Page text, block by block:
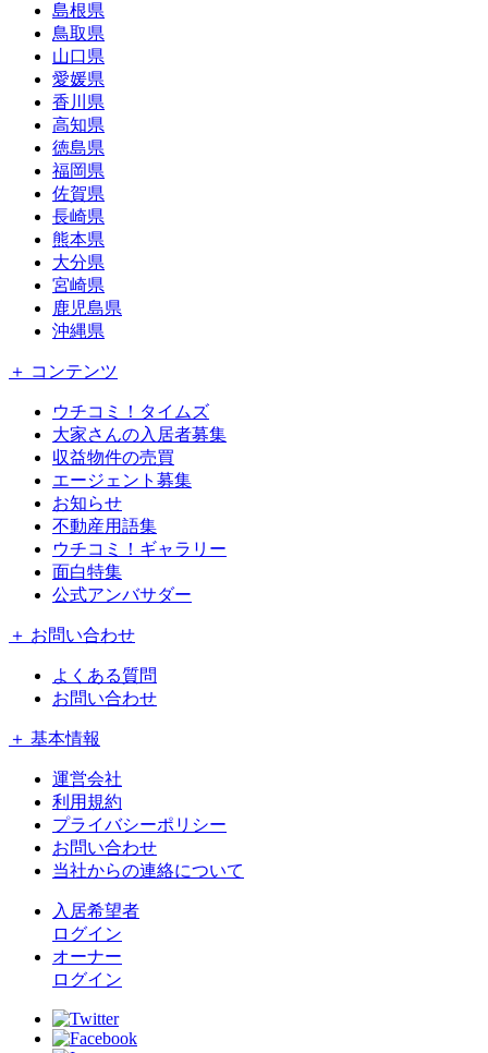
島根県
鳥取県
山口県
愛媛県
香川県
高知県
徳島県
福岡県
佐賀県
長崎県
熊本県
大分県
宮崎県
鹿児島県
沖縄県
＋ コンテンツ
ウチコミ！タイムズ
大家さんの入居者募集
収益物件の売買
エージェント募集
お知らせ
不動産用語集
ウチコミ！ギャラリー
面白特集
公式アンバサダー
＋ お問い合わせ
よくある質問
お問い合わせ
＋ 基本情報
運営会社
利用規約
プライバシーポリシー
お問い合わせ
当社からの連絡について
入居希望者
ログイン
オーナー
ログイン